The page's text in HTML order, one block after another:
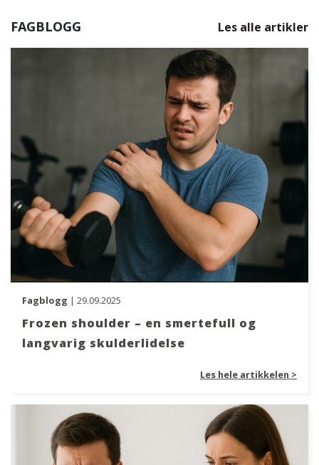
FAGBLOGG Les alle artikler
Fagblogg | 29.09.2025
Frozen shoulder – en smertefull og
langvarig skulderlidelse
Les hele artikkelen >